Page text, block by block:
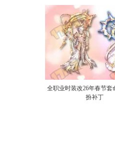
全职业时装改26年春节套
扮补丁